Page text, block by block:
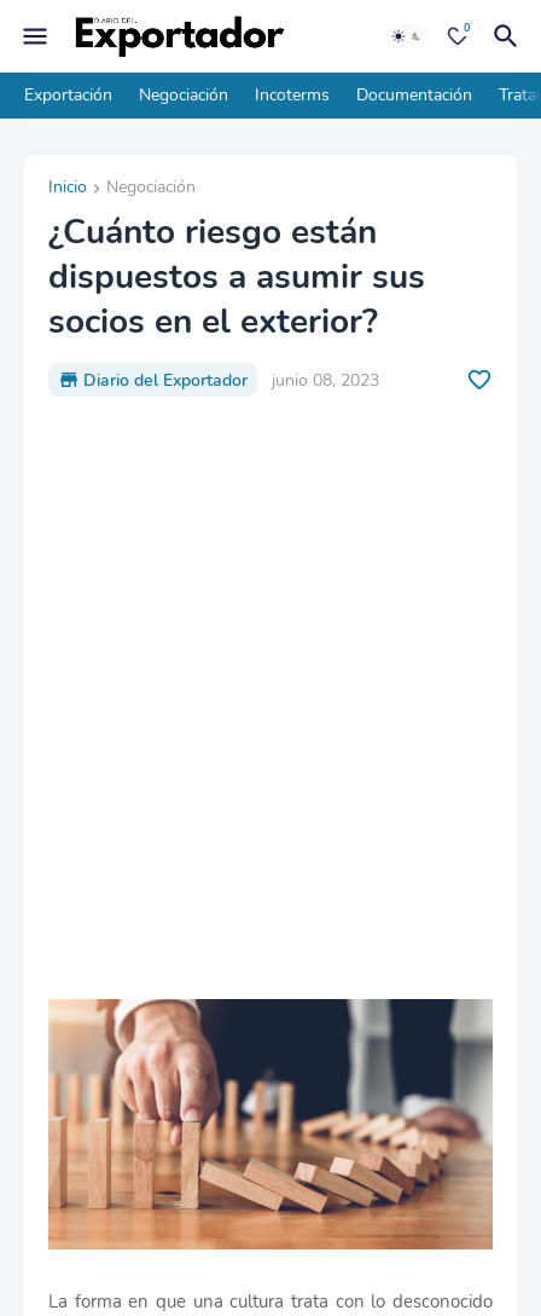
0
Exportación Negociación Incoterms Documentación
Inicio Negociación
¿Cuánto riesgo están
dispuestos a asumir sus
socios en el exterior?
Diario del Exportador junio 08, 2023
La forma en que una cultura trata con lo desconocido